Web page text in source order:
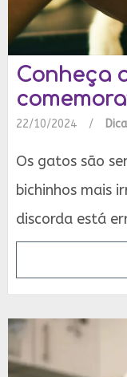
Conheça
22/10/2024 /
Os gatos são
bichinhos mais
discorda está